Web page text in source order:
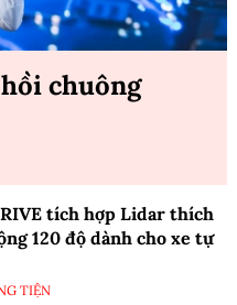
chuông
tích hợp Lidar thích
120 độ dành cho xe tự
TIỆN